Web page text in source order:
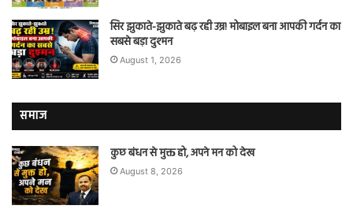
सिर झुकाते-झुकाते बढ़ रही उम्र! मोबाइल बना आपकी गर्दन का
सबसे बड़ा दुश्मन
August 1, 2026
समाज
कुछ बंधन से मुक्त हो, अपने मन को देख
August 8, 2026